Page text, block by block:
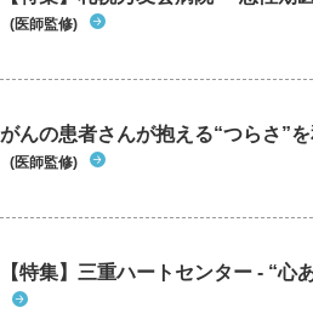
(医師監修)
がんの患者さんが抱える“つらさ”
(医師監修)
【特集】三重ハートセンター - “